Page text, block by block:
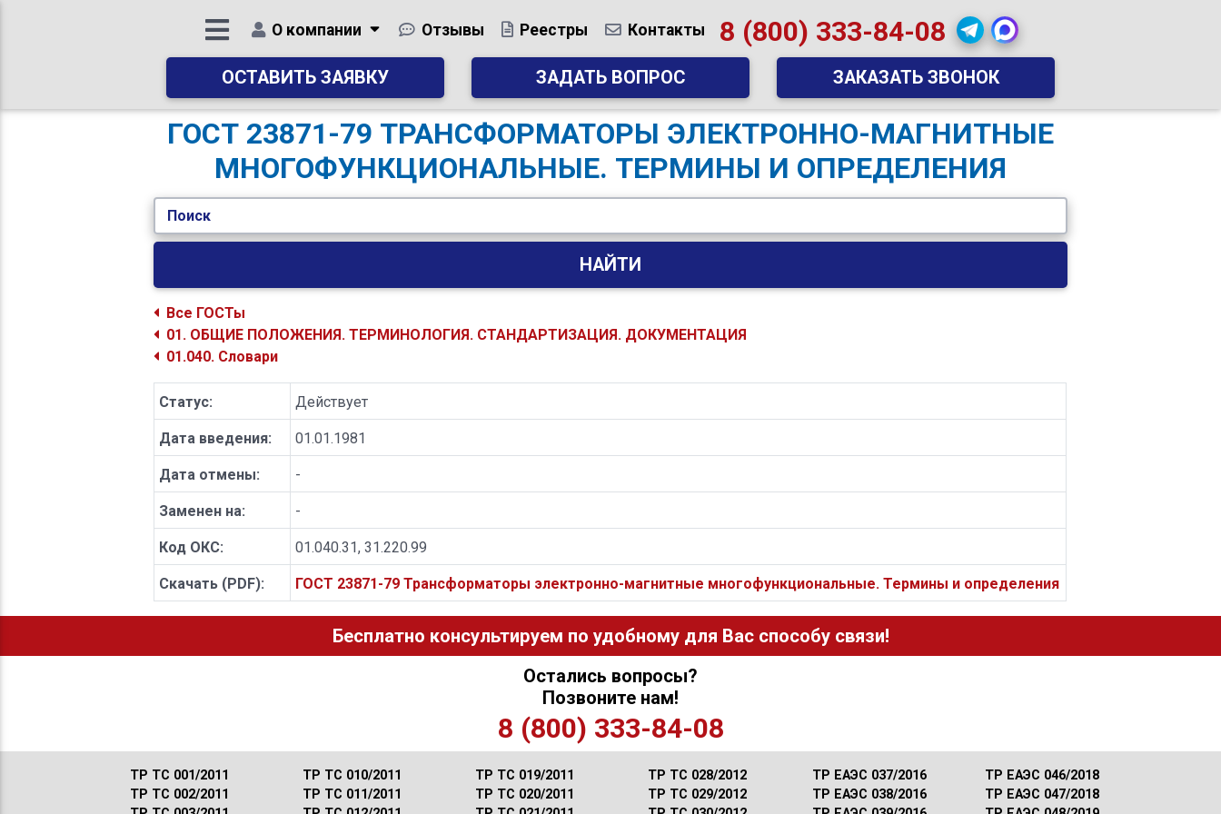
О компании Отзывы Реестры Контакты 8 (800) 333-84-08
ОСТАВИТЬ ЗАЯВКУ ЗАДАТЬ ВОПРОС ЗАКАЗАТЬ ЗВОНОК
ГОСТ 23871-79 ТРАНСФОРМАТОРЫ ЭЛЕКТРОННО-МАГНИТНЫЕ
МНОГОФУНКЦИОНАЛЬНЫЕ. ТЕРМИНЫ И ОПРЕДЕЛЕНИЯ
Поиск
НАЙТИ
Все ГОСТы
01. ОБЩИЕ ПОЛОЖЕНИЯ. ТЕРМИНОЛОГИЯ. СТАНДАРТИЗАЦИЯ. ДОКУМЕНТАЦИЯ
01.040. Словари
Статус: Действует
Дата введения: 01.01.1981
Дата отмены: -
Заменен на: -
Код ОКС: 01.040.31, 31.220.99
Скачать (PDF): ГОСТ 23871-79 Трансформаторы электронно-магнитные многофункциональные. Термины и определения
Бесплатно консультируем по удобному для Вас способу связи!
Остались вопросы?
Позвоните нам!
8 (800) 333-84-08
ТР ТС 001/2011
ТР ТС 002/2011
ТР ТС 010/2011
ТР ТС 011/2011
ТР ТС 019/2011
ТР ТС 020/2011
ТР ТС 028/2012
ТР ТС 029/2012
ТР ЕАЭС 037/2016
ТР ЕАЭС 038/2016
ТР ЕАЭС 046/2018
ТР ЕАЭС 047/2018